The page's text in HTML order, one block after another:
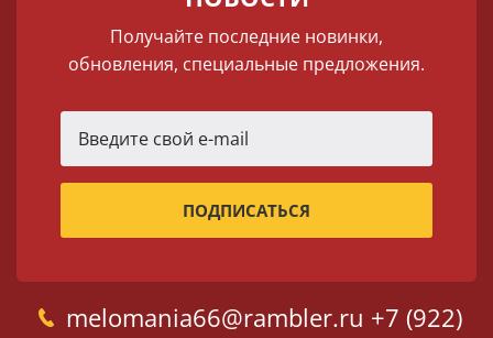
Получайте последние новинки,
обновления, специальные предложения.
melomania66@rambler.ru +7 (922)